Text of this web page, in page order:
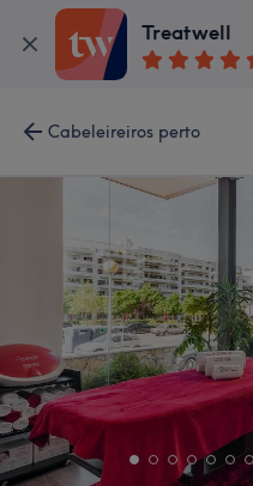
Treatwell
Cabeleireiros perto